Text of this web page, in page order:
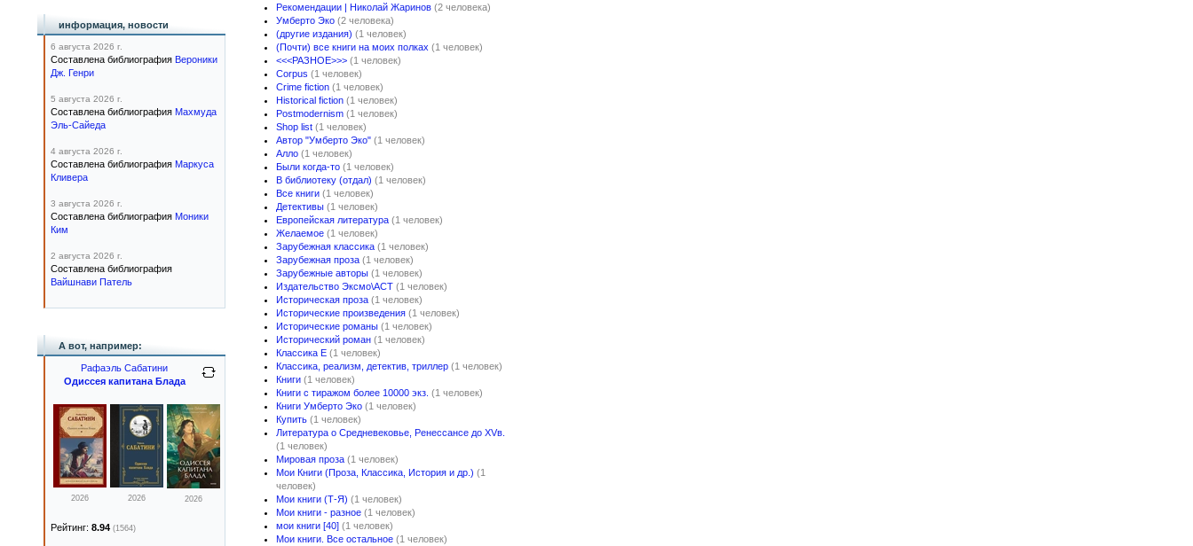
Рекомендации | Николай Жаринов (2 человека)
Умберто Эко (2 человека)
(другие издания) (1 человек)
(Почти) все книги на моих полках (1 человек)
<<<РАЗНОЕ>>> (1 человек)
Corpus (1 человек)
Crime fiction (1 человек)
Historical fiction (1 человек)
Postmodernism (1 человек)
Shop list (1 человек)
Автор "Умберто Эко" (1 человек)
Алло (1 человек)
Были когда-то (1 человек)
В библиотеку (отдал) (1 человек)
Все книги (1 человек)
Детективы (1 человек)
Европейская литература (1 человек)
Желаемое (1 человек)
Зарубежная классика (1 человек)
Зарубежная проза (1 человек)
Зарубежные авторы (1 человек)
Издательство Эксмо\АСТ (1 человек)
Историческая проза (1 человек)
Исторические произведения (1 человек)
Исторические романы (1 человек)
Исторический роман (1 человек)
Классика E (1 человек)
Классика, реализм, детектив, триллер (1 человек)
Книги (1 человек)
Книги с тиражом более 10000 экз. (1 человек)
Книги Умберто Эко (1 человек)
Купить (1 человек)
Литература о Средневековье, Ренессансе до XVв.
(1 человек)
Мировая проза (1 человек)
Мои Книги (Проза, Классика, История и др.) (1
человек)
Мои книги (Т-Я) (1 человек)
Мои книги - разное (1 человек)
мои книги [40] (1 человек)
Мои книги. Все остальное (1 человек)
информация, новости
6 августа 2026 г.
Составлена библиография Вероники
Дж. Генри
5 августа 2026 г.
Составлена библиография Махмуда
Эль-Сайеда
4 августа 2026 г.
Составлена библиография Маркуса
Кливера
3 августа 2026 г.
Составлена библиография Моники
Ким
2 августа 2026 г.
Составлена библиография
Вайшнави Патель
А вот, например:
Рафаэль Сабатини
Одиссея капитана Блада
2026 2026 2026
Рейтинг: 8.94 (1564)